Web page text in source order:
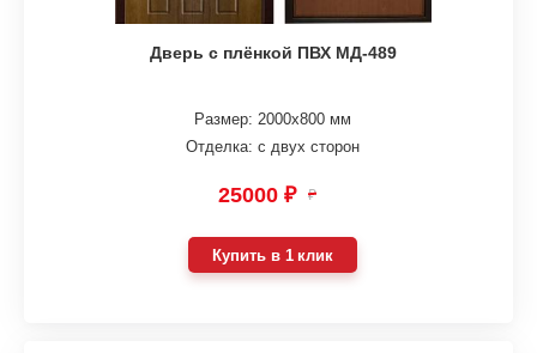
Дверь с плёнкой ПВХ МД-489
Размер: 2000х800 мм
Отделка: с двух сторон
25000 ₽ ₽
Купить в 1 клик